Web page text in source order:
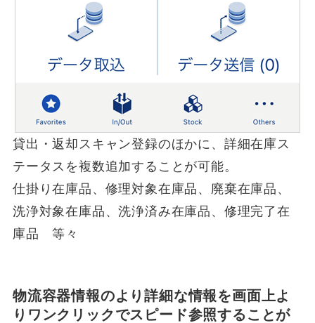
貸出・返却スキャン登録のほかに、詳細在庫ス
テータスを複数追加することが可能。
仕掛り在庫品、修理対象在庫品、廃棄在庫品、
洗浄対象在庫品、洗浄済み在庫品、修理完了在
庫品 等々
物流容器情報のより詳細な情報を画面上よ
りワンクリックでスピード参照することが